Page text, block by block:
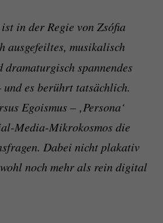
in der Regie von Zsófia
ausgefeiltes, musikalisch
dramaturgisch spannendes
und es berührt tatsächlich.
Egoismus – ‚Persona‘
Media-Mikrokosmos die
Dabei nicht plakativ
noch mehr als rein digital